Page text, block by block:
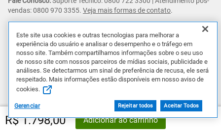
R$ 1.798,00 Adicionar ao carrinho
vendas: 0800 970 3355. Veja mais formas de contato.
CNPJ: 72.381.189/0001-10
Endereço:
Av. Industrial Belgraf, 400, Bairro Medianeira, Eldorado
do Sul – RS CEP 92990-000
Empresa beneficiada pela Lei de Informática.
© 2026 Dell Inc. Todos os direitos reservados.
Este site usa cookies e outras tecnologias para melhorar a
experiência do usuário e analisar o desempenho e o tráfego em
nosso site. Também compartilhamos informações sobre o seu uso
de nosso site com nossos parceiros de mídias sociais, publicidade e
análises. Se detectarmos um sinal de preferência de recusa, ele será
respeitado. Mais informações estão disponíveis em nosso aviso de
cookies.
Gerenciar Rejeitar todos Aceitar Todos